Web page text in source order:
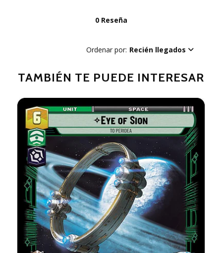
0 Reseña
Ordenar por: Recién llegados
TAMBIÉN TE PUEDE INTERESAR